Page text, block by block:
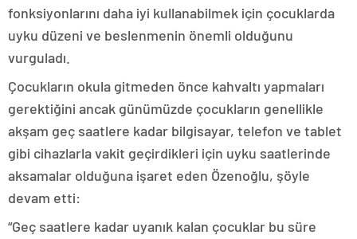
fonksiyonlarını daha iyi kullanabilmek için çocuklarda
uyku düzeni ve beslenmenin önemli olduğunu
vurguladı.
Çocukların okula gitmeden önce kahvaltı yapmaları
gerektiğini ancak günümüzde çocukların genellikle
akşam geç saatlere kadar bilgisayar, telefon ve tablet
gibi cihazlarla vakit geçirdikleri için uyku saatlerinde
aksamalar olduğuna işaret eden Özenoğlu, şöyle
devam etti:
“Geç saatlere kadar uyanık kalan çocuklar bu süre